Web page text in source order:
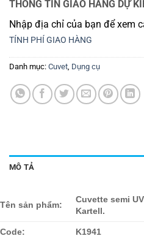
THÔNG TIN GIAO HÀNG DỰ
Nhập địa chỉ của bạn để xem
TÍNH PHÍ GIAO HÀNG
Danh mục: Cuvet, Dụng cụ
MÔ TẢ
Tên sản phẩm:
Cuvette semi
Kartell.
Code: K1941